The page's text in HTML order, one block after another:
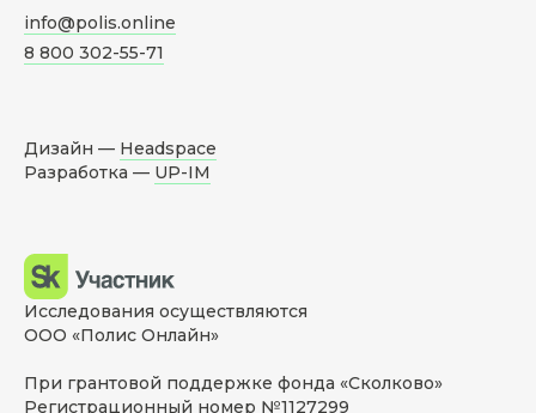
info@polis.online
8 800 302-55-71
Дизайн — Headspace
Разработка — UP-IM
Исследования осуществляются
ООО «Полис Онлайн»
При грантовой поддержке фонда «Сколково»
Регистрационный номер №1127299